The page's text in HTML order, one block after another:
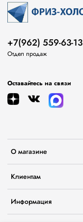
О магазине
Клиентам
Информация
+7(962) 559-63-13
Отдел продаж
Оставайтесь на связи